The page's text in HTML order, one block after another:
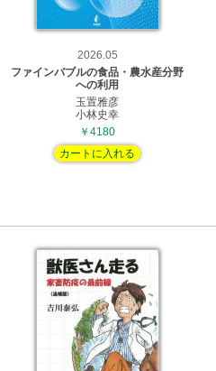
2026.05
ファインバブルの食品・農水産分野
への利用
玉置雅彦
小林史幸
￥4180
カートに入れる